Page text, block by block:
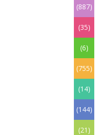
(887)
(35)
(6)
(755)
(14)
(144)
(21)